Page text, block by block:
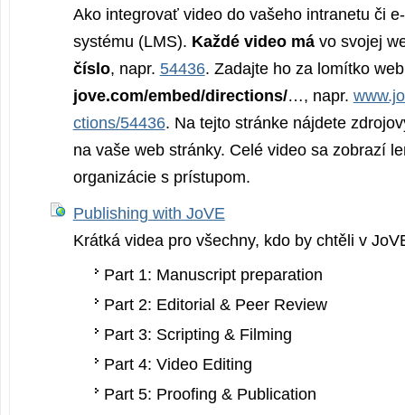
Ako integrovať video do vašeho intranetu či
systému (LMS). Každé video mávo svojej
číslo, napr. 54436. Zadajte ho za lomítko
jove.com/embed/di­rections/…, napr.
ctions/54436. Na tejto stránke nájdete
na vaše web stránky. Celé video sa zobrazí
organizácie s prístupom.
Publishing with JoVE
Krátká videa pro všechny, kdo by chtěli v
Part 1: Manuscript preparation
Part 2: Editorial & Peer Review
Part 3: Scripting & Filming
Part 4: Video Editing
Part 5: Proofing & Publication